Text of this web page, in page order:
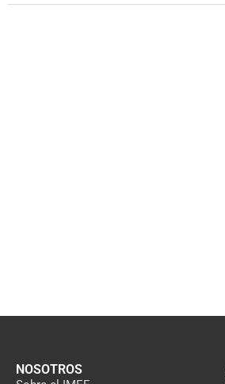
NOSOTROS